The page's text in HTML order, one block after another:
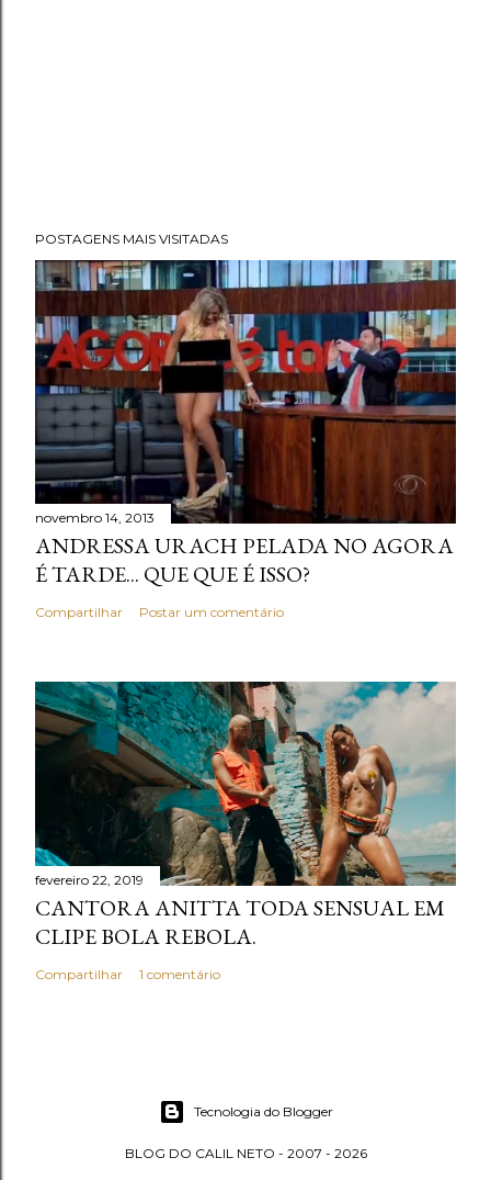
POSTAGENS MAIS VISITADAS
novembro 14, 2013
ANDRESSA URACH PELADA NO AGORA
É TARDE... QUE QUE É ISSO?
Compartilhar Postar um comentário
fevereiro 22, 2019
CANTORA ANITTA TODA SENSUAL EM
CLIPE BOLA REBOLA.
Compartilhar 1 comentário
Tecnologia do Blogger
BLOG DO CALIL NETO - 2007 - 2026